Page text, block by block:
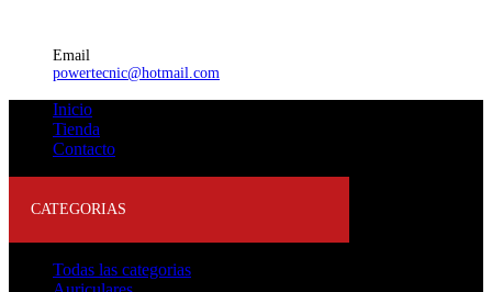
Email
powertecnic@hotmail.com
Inicio
Tienda
Contacto
CATEGORIAS
Todas las categorias